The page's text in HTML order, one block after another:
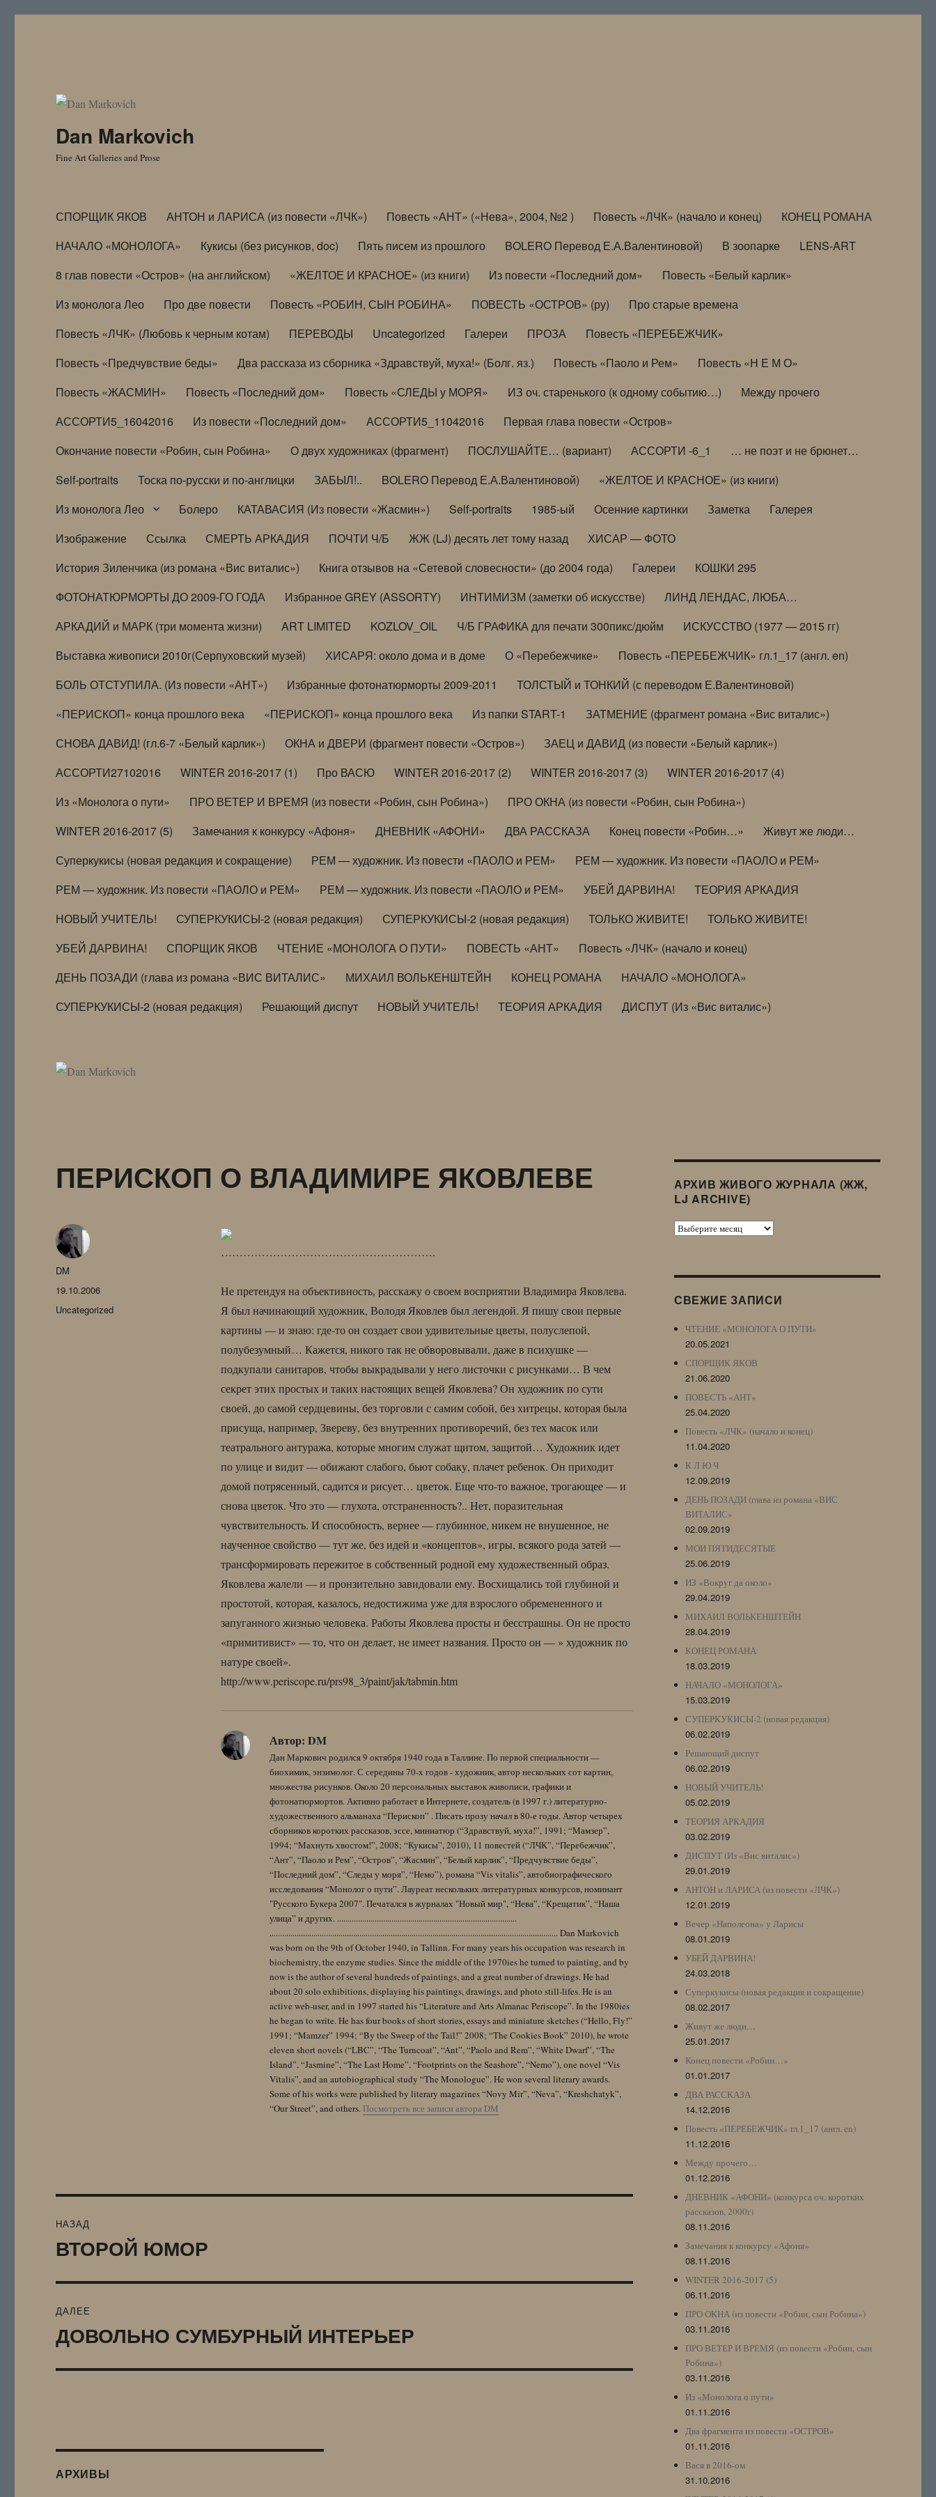
Dan Markovich
Fine Art Galleries and Prose
СПОРЩИК ЯКОВ АНТОН и ЛАРИСА (из повести «ЛЧК») Повесть «АНТ» («Нева», 2004, №2 ) Повесть «ЛЧК» (начало и конец)
КОНЕЦ РОМАНА
НАЧАЛО «МОНОЛОГА»
Кукисы (без рисунков, doc) Пять писем из прошлого BOLERO Перевод Е.А.Валентиновой) В зоопарке
LENS-ART
8 глав повести «Остров» (на английском)
«ЖЕЛТОЕ И КРАСНОЕ» (из книги) Из повести «Последний дом»
Повесть «Белый карлик»
Из монолога Лео
Про две повести Повесть «РОБИН, СЫН РОБИНА» ПОВЕСТЬ «ОСТРОВ» (ру)
Про старые времена
Повесть «ЛЧК» (Любовь к черным котам)
ПЕРЕВОДЫ Uncategorized Галереи ПРОЗА
Повесть «ПЕРЕБЕЖЧИК»
Повесть «Предчувствие беды»
Два рассказа из сборника «Здравствуй, муха!» (Болг. яз.) Повесть «Паоло и Рем»
Повесть «Н Е М О»
Повесть «ЖАСМИН»
Повесть «Последний дом» Повесть «СЛЕДЫ у МОРЯ» ИЗ оч. старенького (к одному событию…)
Между прочего
АССОРТИ5_16042016
Из повести «Последний дом» АССОРТИ5_11042016
Первая глава повести «Остров»
Окончание повести «Робин, сын Робина»
О двух художниках (фрагмент) ПОСЛУШАЙТЕ… (вариант) АССОРТИ -6_1
… не поэт и не брюнет…
Self-portraits
Тоска по-русски и по-англицки ЗАБЫЛ!.. BOLERO Перевод Е.А.Валентиновой)
«ЖЕЛТОЕ И КРАСНОЕ» (из книги)
Из монолога Лео
Болеро КАТАВАСИЯ (Из повести «Жасмин») Self-portraits 1985-ый Осенние картинки Заметка
Галерея
Изображение
Ссылка СМЕРТЬ АРКАДИЯ ПОЧТИ Ч/Б ЖЖ (LJ) десять лет тому назад
ХИСАР — ФОТО
История Зиленчика (из романа «Вис виталис»)
Книга отзывов на «Сетевой словесности» (до 2004 года) Галереи
КОШКИ 295
ФОТОНАТЮРМОРТЫ ДО 2009-ГО ГОДА
Избранное GREY (ASSORTY) ИНТИМИЗМ (заметки об искусстве)
ЛИНД ЛЕНДАС, ЛЮБА…
АРКАДИЙ и МАРК (три момента жизни)
ART LIMITED KOZLOV_OIL Ч/Б ГРАФИКА для печати 300пикс/дюйм
ИСКУССТВО (1977 — 2015 гг)
Выставка живописи 2010г(Серпуховский музей)
ХИСАРЯ: около дома и в доме О «Перебежчике»
Повесть «ПЕРЕБЕЖЧИК» гл.1_17 (англ. en)
БОЛЬ ОТСТУПИЛА. (Из повести «АНТ»)
Избранные фотонатюрморты 2009-2011
ТОЛСТЫЙ и ТОНКИЙ (с переводом Е.Валентиновой)
«ПЕРИСКОП» конца прошлого века
«ПЕРИСКОП» конца прошлого века Из папки START-1
ЗАТМЕНИЕ (фрагмент романа «Вис виталис»)
СНОВА ДАВИД! (гл.6-7 «Белый карлик»)
ОКНА и ДВЕРИ (фрагмент повести «Остров»)
ЗАЕЦ и ДАВИД (из повести «Белый карлик»)
АССОРТИ27102016
WINTER 2016-2017 (1) Про ВАСЮ WINTER 2016-2017 (2) WINTER 2016-2017 (3)
WINTER 2016-2017 (4)
Из «Монолога о пути»
ПРО ВЕТЕР И ВРЕМЯ (из повести «Робин, сын Робина»)
ПРО ОКНА (из повести «Робин, сын Робина»)
WINTER 2016-2017 (5)
Замечания к конкурсу «Афоня» ДНЕВНИК «АФОНИ» ДВА РАССКАЗА Конец повести «Робин…»
Живут же люди…
Суперкукисы (новая редакция и сокращение)
РЕМ — художник. Из повести «ПАОЛО и РЕМ»
РЕМ — художник. Из повести «ПАОЛО и РЕМ»
РЕМ — художник. Из повести «ПАОЛО и РЕМ»
РЕМ — художник. Из повести «ПАОЛО и РЕМ» УБЕЙ ДАРВИНА!
ТЕОРИЯ АРКАДИЯ
НОВЫЙ УЧИТЕЛЬ!
СУПЕРКУКИСЫ-2 (новая редакция) СУПЕРКУКИСЫ-2 (новая редакция) ТОЛЬКО ЖИВИТЕ!
ТОЛЬКО ЖИВИТЕ!
УБЕЙ ДАРВИНА!
СПОРЩИК ЯКОВ ЧТЕНИЕ «МОНОЛОГА О ПУТИ» ПОВЕСТЬ «АНТ»
Повесть «ЛЧК» (начало и конец)
ДЕНЬ ПОЗАДИ (глава из романа «ВИС ВИТАЛИС»
МИХАИЛ ВОЛЬКЕНШТЕЙН КОНЕЦ РОМАНА
НАЧАЛО «МОНОЛОГА»
СУПЕРКУКИСЫ-2 (новая редакция)
Решающий диспут НОВЫЙ УЧИТЕЛЬ! ТЕОРИЯ АРКАДИЯ ДИСПУТ (Из «Вис виталис»)
ПЕРИСКОП О ВЛАДИМИРЕ ЯКОВЛЕВЕ
………………………………………………….
Не претендуя на объективность, расскажу о своем восприятии Владимира Яковлева.
Я был начинающий художник, Володя Яковлев был легендой. Я пишу свои первые
картины — и знаю: где-то он создает свои удивительные цветы, полуслепой,
полубезумный… Кажется, никого так не обворовывали, даже в психушке —
подкупали санитаров, чтобы выкрадывали у него листочки с рисунками… В чем
секрет этих простых и таких настоящих вещей Яковлева? Он художник по сути
своей, до самой сердцевины, без торговли с самим собой, без хитрецы, которая была
присуща, например, Звереву, без внутренних противоречий, без тех масок или
театрального антуража, которые многим служат щитом, защитой… Художник идет
по улице и видит — обижают слабого, бьют собаку, плачет ребенок. Он приходит
домой потрясенный, садится и рисует… цветок. Еще что-то важное, трогающее — и
снова цветок. Что это — глухота, отстраненность?.. Нет, поразительная
чувствительность. И способность, вернее — глубинное, никем не внушенное, не
наученное свойство — тут же, без идей и «концептов», игры, всякого рода затей —
трансформировать пережитое в собственный родной ему художественный образ.
Яковлева жалели — и пронзительно завидовали ему. Восхищались той глубиной и
простотой, которая, казалось, недостижима уже для взрослого обремененного и
запуганного жизнью человека. Работы Яковлева просты и бесстрашны. Он не просто
«примитивист» — то, что он делает, не имеет названия. Просто он — » художник по
натуре своей».
http://www.periscope.ru/prs98_3/paint/jak/tabmin.htm
Автор: DM
Дан Маркович родился 9 октября 1940 года в Таллине. По первой специальности —
биохимик, энзимолог. С середины 70-х годов - художник, автор нескольких сот картин,
множества рисунков. Около 20 персональных выставок живописи, графики и
фотонатюрмортов. Активно работает в Интернете, создатель (в 1997 г.) литературно-
художественного альманаха “Перископ” . Писать прозу начал в 80-е годы. Автор четырех
сборников коротких рассказов, эссе, миниатюр (“Здравствуй, муха!”, 1991; “Мамзер”,
1994; “Махнуть хвостом!”, 2008; “Кукисы”, 2010), 11 повестей (“ЛЧК”, “Перебежчик”,
“Ант”, “Паоло и Рем”, “Остров”, “Жасмин”, “Белый карлик”, “Предчувствие беды”,
“Последний дом”, “Следы у моря”, “Немо”), романа “Vis vitalis”, автобиографического
исследования “Монолог о пути”. Лауреат нескольких литературных конкурсов, номинант
"Русского Букера 2007". Печатался в журналах "Новый мир", “Нева”, “Крещатик”, “Наша
улица” и других. ......................................................................................
.......................................................................................................................................... Dan Markovich
was born on the 9th of October 1940, in Tallinn. For many years his occupation was research in
biochemistry, the enzyme studies. Since the middle of the 1970ies he turned to painting, and by
now is the author of several hundreds of paintings, and a great number of drawings. He had
about 20 solo exhibitions, displaying his paintings, drawings, and photo still-lifes. He is an
active web-user, and in 1997 started his “Literature and Arts Almanac Periscope”. In the 1980ies
he began to write. He has four books of short stories, essays and miniature sketches (“Hello, Fly!”
1991; “Mamzer” 1994; “By the Sweep of the Tail!” 2008; “The Cookies Book” 2010), he wrote
eleven short novels (“LBC”, “The Turncoat”, “Ant”, “Paolo and Rem”, “White Dwarf”, “The
Island”, “Jasmine”, “The Last Home”, “Footprints on the Seashore”, “Nemo”), one novel “Vis
Vitalis”, and an autobiographical study “The Monologue”. He won several literary awards.
Some of his works were published by literary magazines “Novy Mir”, “Neva”, “Kreshchatyk”,
“Our Street”, and others. Посмотреть все записи автора DM
Автор
DM
Опубликовано
19.10.2006
Рубрики
Uncategorized
по
НАЗАД
Предыдущая
ВТОРОЙ ЮМОР
ДАЛЕЕ
Следующая
запись:
ДОВОЛЬНО СУМБУРНЫЙ ИНТЕРЬЕР
АРХИВЫ
АРХИВ ЖИВОГО ЖУРНАЛА (ЖЖ,
LJ ARCHIVE)
Архив
Archive)
СВЕЖИЕ ЗАПИСИ
ЧТЕНИЕ «МОНОЛОГА О ПУТИ»
20.05.2021
СПОРЩИК ЯКОВ
21.06.2020
ПОВЕСТЬ «АНТ»
25.04.2020
Повесть «ЛЧК» (начало и конец)
11.04.2020
К Л Ю Ч
12.09.2019
ДЕНЬ ПОЗАДИ (глава из романа «ВИС
ВИТАЛИС»
02.09.2019
МОИ ПЯТИДЕСЯТЫЕ
25.06.2019
ИЗ «Вокруг да около»
29.04.2019
МИХАИЛ ВОЛЬКЕНШТЕЙН
28.04.2019
КОНЕЦ РОМАНА
18.03.2019
НАЧАЛО «МОНОЛОГА»
15.03.2019
СУПЕРКУКИСЫ-2 (новая редакция)
06.02.2019
Решающий диспут
06.02.2019
НОВЫЙ УЧИТЕЛЬ!
05.02.2019
ТЕОРИЯ АРКАДИЯ
03.02.2019
ДИСПУТ (Из «Вис виталис»)
29.01.2019
АНТОН и ЛАРИСА (из повести «ЛЧК»)
12.01.2019
Вечер «Наполеона» у Ларисы
08.01.2019
УБЕЙ ДАРВИНА!
24.03.2018
Суперкукисы (новая редакция и сокращение)
08.02.2017
Живут же люди…
25.01.2017
Конец повести «Робин…»
01.01.2017
ДВА РАССКАЗА
14.12.2016
Повесть «ПЕРЕБЕЖЧИК» гл.1_17 (англ. en)
11.12.2016
Между прочего…
01.12.2016
ДНЕВНИК «АФОНИ» (конкурса оч. коротких
рассказов, 2000г)
08.11.2016
Замечания к конкурсу «Афоня»
08.11.2016
WINTER 2016-2017 (5)
06.11.2016
ПРО ОКНА (из повести «Робин, сын Робина»)
03.11.2016
ПРО ВЕТЕР И ВРЕМЯ (из повести «Робин, сын
Робина»)
03.11.2016
Из «Монолога о пути»
01.11.2016
Два фрагмента из повести «ОСТРОВ»
01.11.2016
Вася в 2016-ом
31.10.2016